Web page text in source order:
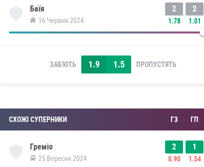
Баїя
16 Червня 2024
2
1.78
2
1.01
ЗАБ'ЮТЬ 1.9 1.5 ПРОПУСТЯТЬ
СХОЖІ СУПЕРНИКИ ГЗ ГП
Греміо
25 Вересня 2024
2
0.90
1
1.54